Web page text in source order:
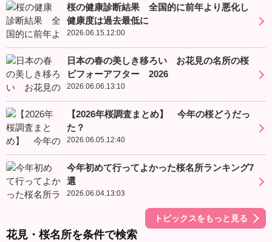
桜の健康診断結果 全国的に前年より悪化し
健康度は過去最低に
2026.06.15.12:00
日本の春の美しき移ろい お花見の名所の桜
ビフォーアフター 2026
2026.06.06.13:10
【2026年桜調査まとめ】 今年の桜どうだっ
た？
2026.06.05.12:40
今年初めて行ってよかった桜名所ランキング7
選
2026.06.04.13:03
トピックスをもっと見る
花見・桜名所を条件で検索